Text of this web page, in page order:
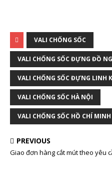
VALI CHỐNG SỐC
VALI CHỐNG SỐC ĐỰNG ĐỒ
VALI CHỐNG SỐC ĐỰNG LINH
VALI CHỐNG SỐC HÀ NỘI
VALI CHỐNG SỐC HỒ CHÍ MINH
PREVIOUS
Giao đơn hàng cắt mút theo yêu